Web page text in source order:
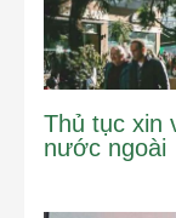
Thủ tục xin
nước ngoài